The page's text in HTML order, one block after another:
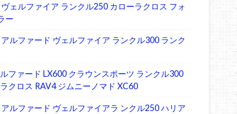
ェルファイア ランクル250 カローラクロス フォ
ー
ルファード ヴェルファイア ランクル300 ランク
ファード LX600 クラウンスポーツ ランクル300
クロス RAV4 ジムニーノマド XC60
ルファード ヴェルファイアラ ンクル250 ハリア